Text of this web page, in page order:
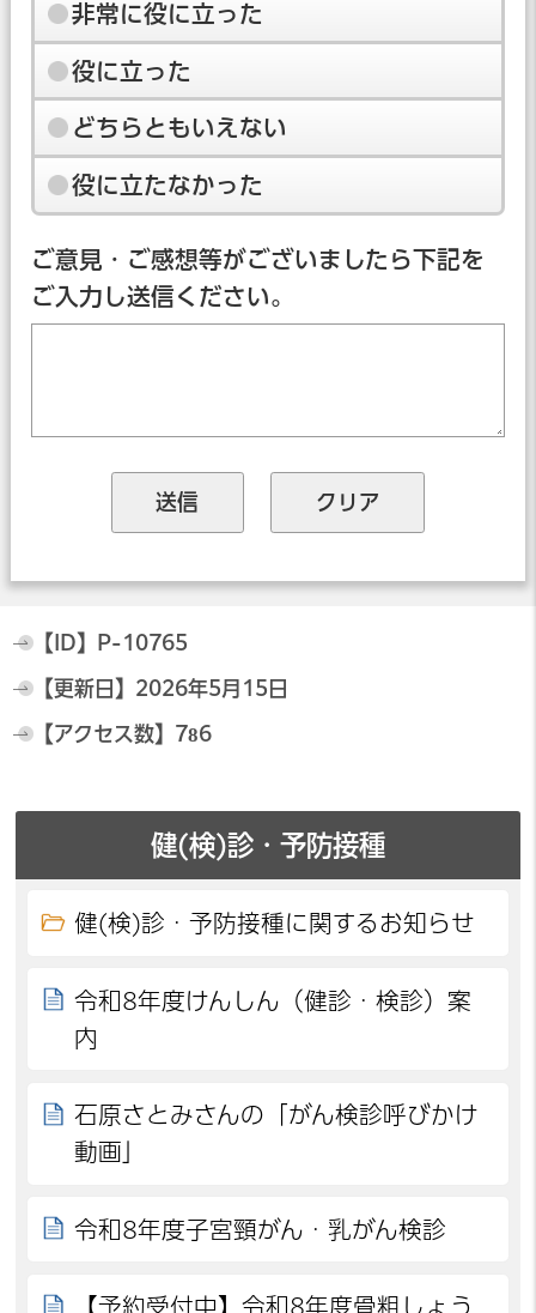
非常に役に立った
役に立った
どちらともいえない
役に立たなかった
ご意見・ご感想等がございましたら下記を
ご入力し送信ください。
【ID】 P-10765
【更新日】 2026年5月15日
【アクセス数】 786
健(検)診・予防接種
健(検)診・予防接種に関するお知らせ
令和8年度けんしん（健診・検診）案
内
石原さとみさんの「がん検診呼びかけ
動画」
令和8年度子宮頸がん・乳がん検診
【予約受付中】令和8年度骨粗しょう